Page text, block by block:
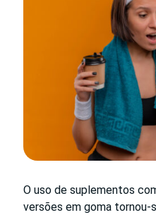
O uso de suplementos
versões em goma tornou-